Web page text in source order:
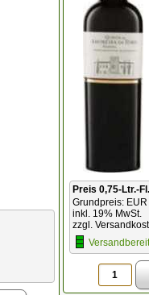
Preis 0,75-Ltr.-
Grundpreis:
inkl. 19% MwSt.
zzgl.